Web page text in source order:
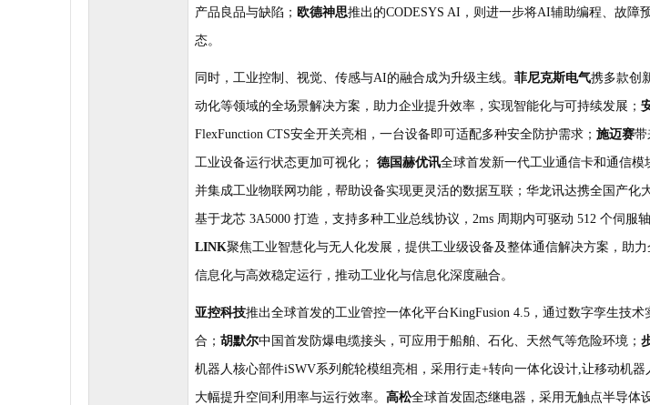
产品良品与缺陷； 欧德神思推出的CODESYS AI ，则进一步将AI辅助编程、故障
态。
同时，工业控制、视觉、传感与AI的融合成为升级主线。 菲尼克斯电气携多款创
动化等领域的全场景解决方案，助力企业提升效率，实现智能化与可持续发展；
FlexFunction CTS安全开关亮相，一台设备即可适配多种安全防护需求； 施迈赛带
工业设备运行状态更加可视化； 德国赫优讯全球首发新一代工业通信卡和通信模
并集成工业物联网功能，帮助设备实现更灵活的数据互联；华龙讯达携全国产化
基于龙芯 3A5000 打造，支持多种工业总线协议， 2ms 周期内可驱动 512 个伺服
LINK聚焦工业智慧化与无人化发展，提供工业级设备及整体通信解决方案，助力
信息化与高效稳定运行，推动工业化与信息化深度融合。
亚控科技推出全球首发的工业管控一体化平台KingFusion 4.5 ，通过数字孪生技
合； 胡默尔中国首发防爆电缆接头，可应用于船舶、石化、天然气等危险环境；
机器人核心部件iSWV系列舵轮模组亮相，采用行走+转向一体化设计,让移动机器
大幅提升空间利用率与运行效率。 高松全球首发固态继电器，采用无触点半导体